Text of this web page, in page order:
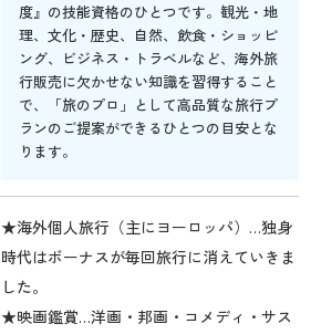
度』の技能資格のひとつです。観光・地
理、文化・歴史、自然、飲食・ショッピ
ング、ビジネス・トラベルなど、海外旅
行販売に欠かせない知識を習得すること
で、「旅のプロ」として高品質な旅行プ
ランのご提案ができるひとつの目安とな
ります。
★海外個人旅行（主にヨーロッパ）…独身
時代はボーナスが毎回旅行に消えていきま
した。
★映画鑑賞…洋画・邦画・コメディ・サス